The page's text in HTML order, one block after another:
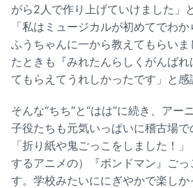
がら2人で作り上げていけました」
「私はミュージカルが初めてでわか
ふうちゃんに一から教えてもらい
たときも『みれたんらしくがんば
てもらえてうれしかったです」と感
そんな“ちち”と“はは”に続き、アー
子役たちも元気いっぱいに稽古場で
「折り紙や鬼ごっこをしました！
するアニメの）『ボンドマン』ごっ
す。学校みたいににぎやかで楽し